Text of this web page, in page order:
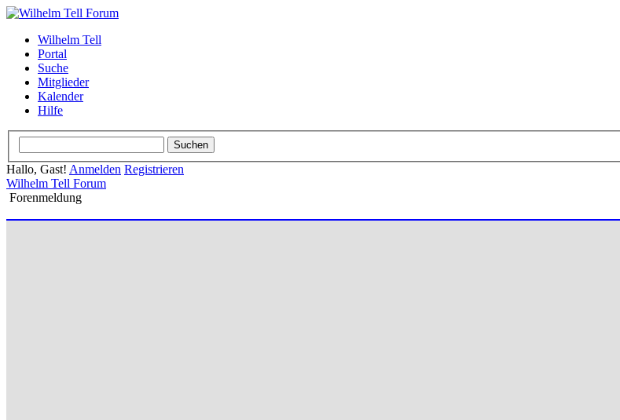
Wilhelm Tell
Portal
Suche
Mitglieder
Kalender
Hilfe
Hallo, Gast! Anmelden Registrieren
Wilhelm Tell Forum
Forenmeldung